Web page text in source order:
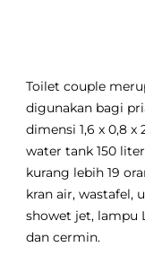
Toilet couple
digunakan bagi
dimensi 1,6 x 0,8
water tank 150
kurang lebih 19
kran air, wastafel,
showet jet, lampu
dan cermin.